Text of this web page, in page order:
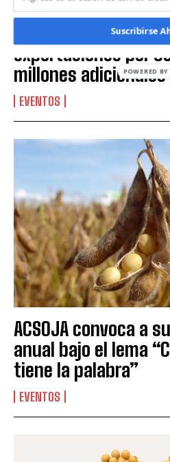
A lo largo de la
complejo soja puede
exportaciones por
millones adicionales
EVENTOS
ACSOJA convoca a
anual bajo el lema
tiene la palabra”
EVENTOS
Suscribirse